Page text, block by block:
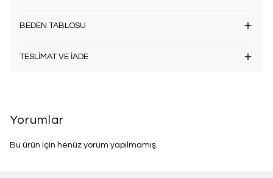
BEDEN TABLOSU
TESLİMAT VE İADE
Yorumlar
Bu ürün için henüz yorum yapılmamış.